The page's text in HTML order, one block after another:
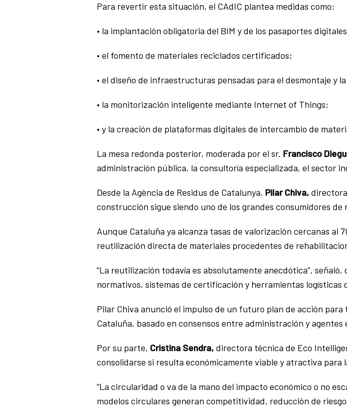
Para revertir esta situación, el CAdIC plantea medidas como:
• la implantación obligatoria del BIM y de los pasaportes
• el fomento de materiales reciclados certificados;
• el diseño de infraestructuras pensadas para el desmontaje y
• la monitorización inteligente mediante Internet of Things;
• y la creación de plataformas digitales de intercambio de
La mesa redonda posterior, moderada por el sr. Francisco
administración pública, la consultoría especializada, el sector
Desde la Agència de Residus de Catalunya, Pilar Chiva,
construcción sigue siendo uno de los grandes consumidores de
Aunque Cataluña ya alcanza tasas de valorización cercanas al
reutilización directa de materiales procedentes de
“La reutilización todavía es absolutamente anecdótica”,
normativos, sistemas de certificación y herramientas logísticas
Pilar Chiva anunció el impulso de un futuro plan de acción
Cataluña, basado en consensos entre administración y agentes
Por su parte, Cristina Sendra, directora técnica de Eco
consolidarse si resulta económicamente viable y atractiva para
“La circularidad o va de la mano del impacto económico o no
modelos circulares generan competitividad, reducción de